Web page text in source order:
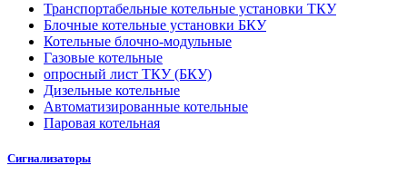
Транспортабельные котельные установки ТКУ
Блочные котельные установки БКУ
Котельные блочно-модульные
Газовые котельные
опросный лист ТКУ (БКУ)
Дизельные котельные
Автоматизированные котельные
Паровая котельная
Сигнализаторы